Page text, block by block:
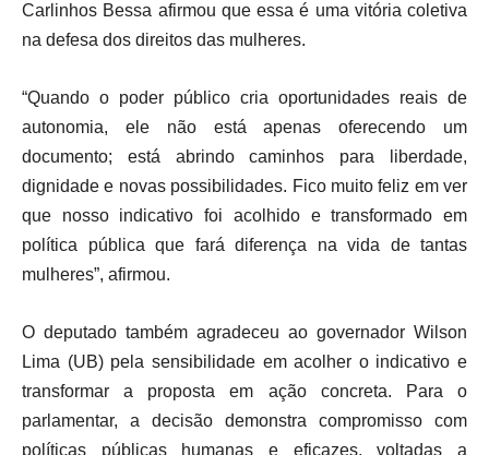
Carlinhos Bessa afirmou que essa é uma vitória coletiva
na defesa dos direitos das mulheres.
“Quando o poder público cria oportunidades reais de
autonomia, ele não está apenas oferecendo um
documento; está abrindo caminhos para liberdade,
dignidade e novas possibilidades. Fico muito feliz em ver
que nosso indicativo foi acolhido e transformado em
política pública que fará diferença na vida de tantas
mulheres”, afirmou.
O deputado também agradeceu ao governador Wilson
Lima (UB) pela sensibilidade em acolher o indicativo e
transformar a proposta em ação concreta. Para o
parlamentar, a decisão demonstra compromisso com
políticas públicas humanas e eficazes, voltadas a